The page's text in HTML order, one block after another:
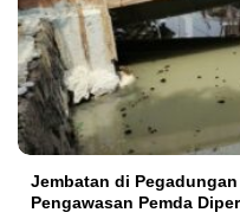
Jembatan di
Pengawasan Pemda